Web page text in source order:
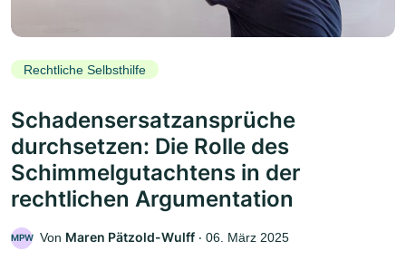
Rechtliche Selbsthilfe
Schadensersatzansprüche
durchsetzen: Die Rolle des
Schimmelgutachtens in der
rechtlichen Argumentation
MPW Von Maren Pätzold-Wulff ‧ 06. März 2025